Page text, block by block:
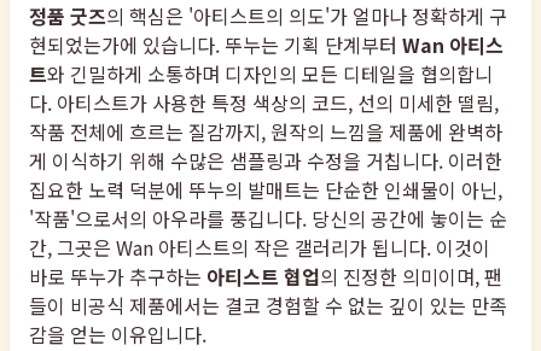
정품 굿즈의 핵심은 '아티스트의 의도'가 얼마나 정확하게 구
현되었는가에 있습니다. 뚜누는 기획 단계부터 Wan 아티스
트와 긴밀하게 소통하며 디자인의 모든 디테일을 협의합니
다. 아티스트가 사용한 특정 색상의 코드, 선의 미세한 떨림,
작품 전체에 흐르는 질감까지, 원작의 느낌을 제품에 완벽하
게 이식하기 위해 수많은 샘플링과 수정을 거칩니다. 이러한
집요한 노력 덕분에 뚜누의 발매트는 단순한 인쇄물이 아닌,
'작품'으로서의 아우라를 풍깁니다. 당신의 공간에 놓이는 순
간, 그곳은 Wan 아티스트의 작은 갤러리가 됩니다. 이것이
바로 뚜누가 추구하는 아티스트 협업의 진정한 의미이며, 팬
들이 비공식 제품에서는 결코 경험할 수 없는 깊이 있는 만족
감을 얻는 이유입니다.